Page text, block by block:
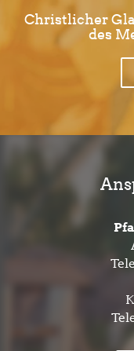
Christlicher
des